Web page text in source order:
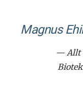
Magnus
— Allt